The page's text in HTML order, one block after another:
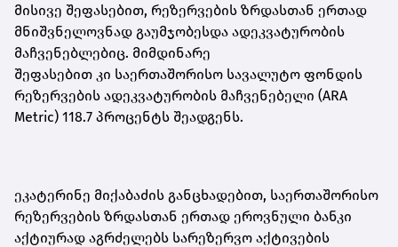
მისივე შეფასებით, რეზერვების ზრდასთან ერთად
მნიშვნელოვნად გაუმჯობესდა ადეკვატურობის
მაჩვენებლებიც. მიმდინარე
შეფასებით კი საერთაშორისო სავალუტო ფონდის
რეზერვების ადეკვატურობის მაჩვენებელი (ARA
Metric) 118.7 პროცენტს შეადგენს.
ეკატერინე მიქაბაძის განცხადებით, საერთაშორისო
რეზერვების ზრდასთან ერთად ეროვნული ბანკი
აქტიურად აგრძელებს სარეზერვო აქტივების